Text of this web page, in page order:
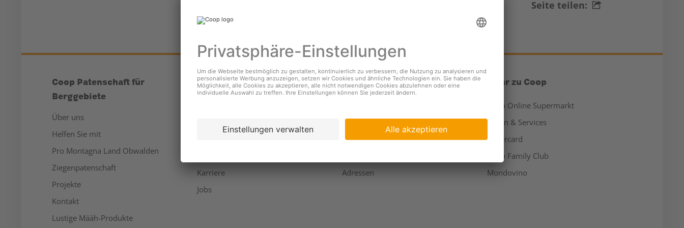
Seite teilen:
Coop Patenschaft für
Berggebiete
Über uns
Helfen Sie mit
Pro Montagna Land Obwalden
Ziegenpatenschaft
Projekte
Kontakt
Lustige Määh-Produkte
Unternehmen
Karriere
Jobs
Services
Coopzeitung
Kundendienst
Adressen
Mehr zu Coop
Coop Online Supermarkt
Läden & Services
Supercard
Hello Family Club
Mondovino